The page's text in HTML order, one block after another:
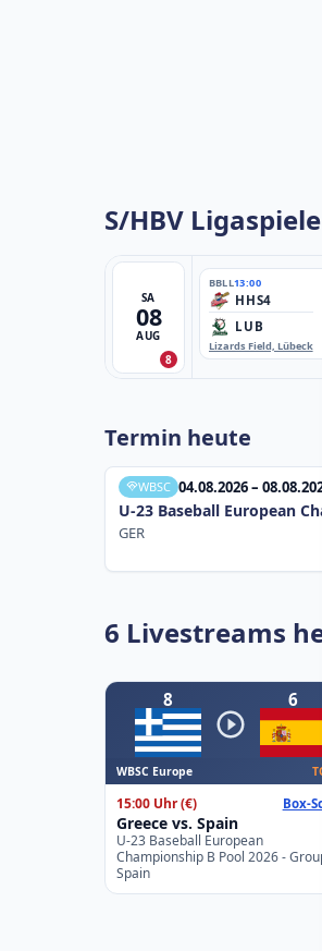
S/HBV
SA
08
AUG
8
BBLL13:00
HHS4
LUB
Lizards Field, Lübeck
Termin heute
WBSC 04.08.2026 –
U-23 Baseball European
GER
6 Livestreams
8 6
WBSC Europe
15:00 Uhr(€) Box-
Greece vs. Spain
U-23 Baseball European
Championship B Pool 2026 -
Spain